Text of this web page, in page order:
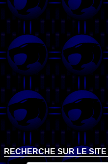
RECHERCHE SUR LE SITE